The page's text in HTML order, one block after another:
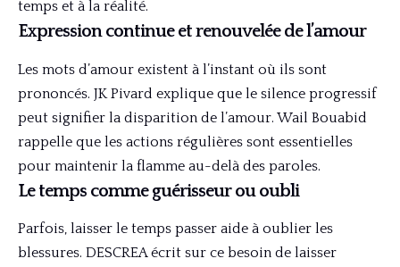
temps et à la réalité.
Expression continue et renouvelée de l’amour
Les mots d’amour existent à l’instant où ils sont
prononcés. JK Pivard explique que le silence progressif
peut signifier la disparition de l’amour. Wail Bouabid
rappelle que les actions régulières sont essentielles
pour maintenir la flamme au-delà des paroles.
Le temps comme guérisseur ou oubli
Parfois, laisser le temps passer aide à oublier les
blessures. DESCREA écrit sur ce besoin de laisser